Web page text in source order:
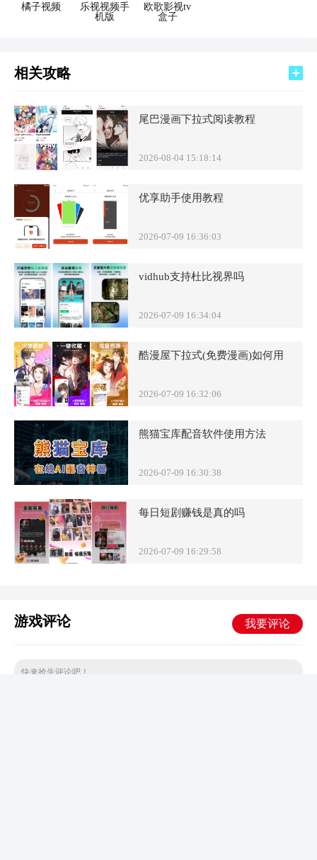
橘子视频
乐视视频手
机版
欧歌影视tv
盒子
相关攻略
尾巴漫画下拉式阅读教程
2026-08-04 15:18:14
优享助手使用教程
2026-07-09 16:36:03
vidhub支持杜比视界吗
2026-07-09 16:34:04
酷漫屋下拉式(免费漫画)如何用
2026-07-09 16:32:06
熊猫宝库配音软件使用方法
2026-07-09 16:30:38
每日短剧赚钱是真的吗
2026-07-09 16:29:58
游戏评论 我要评论
快来抢先评论吧！